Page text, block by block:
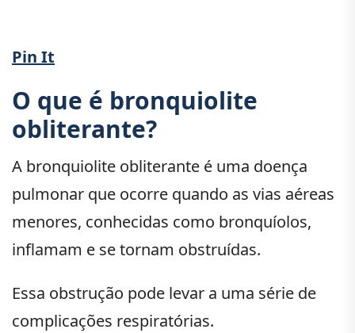
Pin It
O que é bronquiolite
obliterante?
A bronquiolite obliterante é uma doença
pulmonar que ocorre quando as vias aéreas
menores, conhecidas como bronquíolos,
inflamam e se tornam obstruídas.
Essa obstrução pode levar a uma série de
complicações respiratórias.